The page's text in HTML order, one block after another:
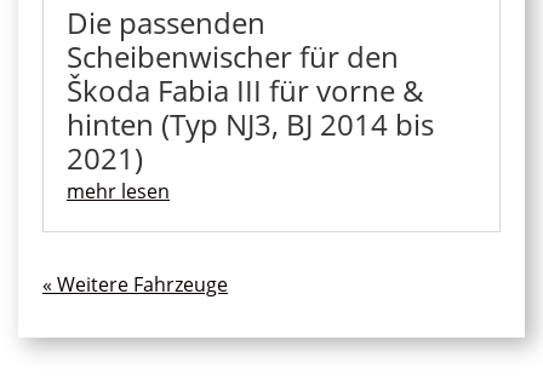
Die passenden
Scheibenwischer für den
Škoda Fabia III für vorne &
hinten (Typ NJ3, BJ 2014 bis
2021)
mehr lesen